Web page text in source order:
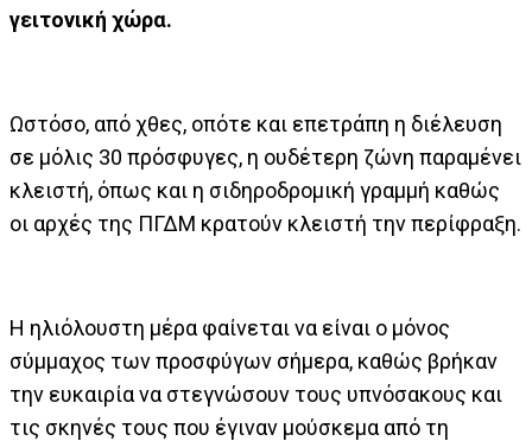
γειτονική χώρα.
Ωστόσο, από χθες, οπότε και επετράπη η διέλευση
σε μόλις 30 πρόσφυγες, η ουδέτερη ζώνη παραμένει
κλειστή, όπως και η σιδηροδρομική γραμμή καθώς
οι αρχές της ΠΓΔΜ κρατούν κλειστή την περίφραξη.
Η ηλιόλουστη μέρα φαίνεται να είναι ο μόνος
σύμμαχος των προσφύγων σήμερα, καθώς βρήκαν
την ευκαιρία να στεγνώσουν τους υπνόσακους και
τις σκηνές τους που έγιναν μούσκεμα από τη